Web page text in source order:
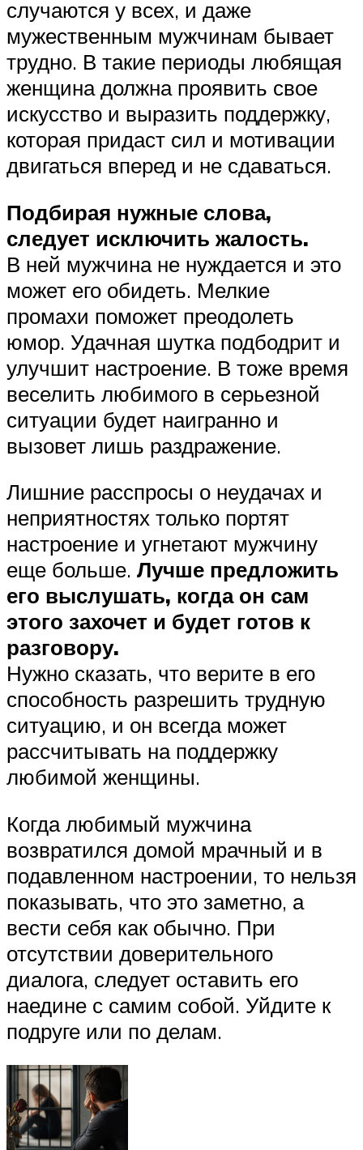
случаются у всех, и даже
мужественным мужчинам бывает
трудно. В такие периоды любящая
женщина должна проявить свое
искусство и выразить поддержку,
которая придаст сил и мотивации
двигаться вперед и не сдаваться.
Подбирая нужные слова,
следует исключить жалость.
В ней мужчина не нуждается и это
может его обидеть. Мелкие
промахи поможет преодолеть
юмор. Удачная шутка подбодрит и
улучшит настроение. В тоже время
веселить любимого в серьезной
ситуации будет наигранно и
вызовет лишь раздражение.
Лишние расспросы о неудачах и
неприятностях только портят
настроение и угнетают мужчину
еще больше. Лучше предложить
его выслушать, когда он сам
этого захочет и будет готов к
разговору.
Нужно сказать, что верите в его
способность разрешить трудную
ситуацию, и он всегда может
рассчитывать на поддержку
любимой женщины.
Когда любимый мужчина
возвратился домой мрачный и в
подавленном настроении, то нельзя
показывать, что это заметно, а
вести себя как обычно. При
отсутствии доверительного
диалога, следует оставить его
наедине с самим собой. Уйдите к
подруге или по делам.